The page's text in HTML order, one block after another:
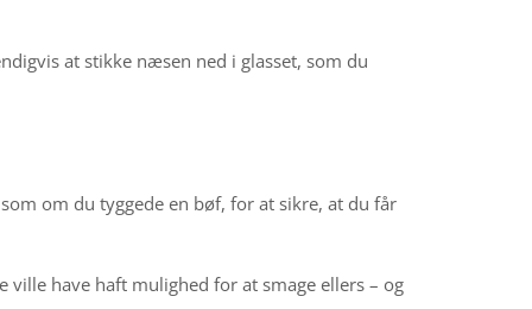
at stikke næsen ned i glasset, som du
om du tyggede en bøf, for at sikre, at du får
have haft mulighed for at smage ellers – og